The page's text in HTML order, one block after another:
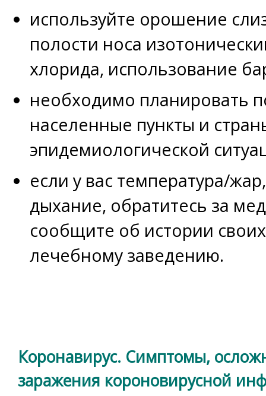
используйте орошение
полости носа
хлорида, использование
необходимо планировать
населенные пункты и
эпидемиологической
если у вас температура/
дыхание, обратитесь за
сообщите об истории
лечебному заведению.
Коронавирус. Симптомы,
заражения короновирусной